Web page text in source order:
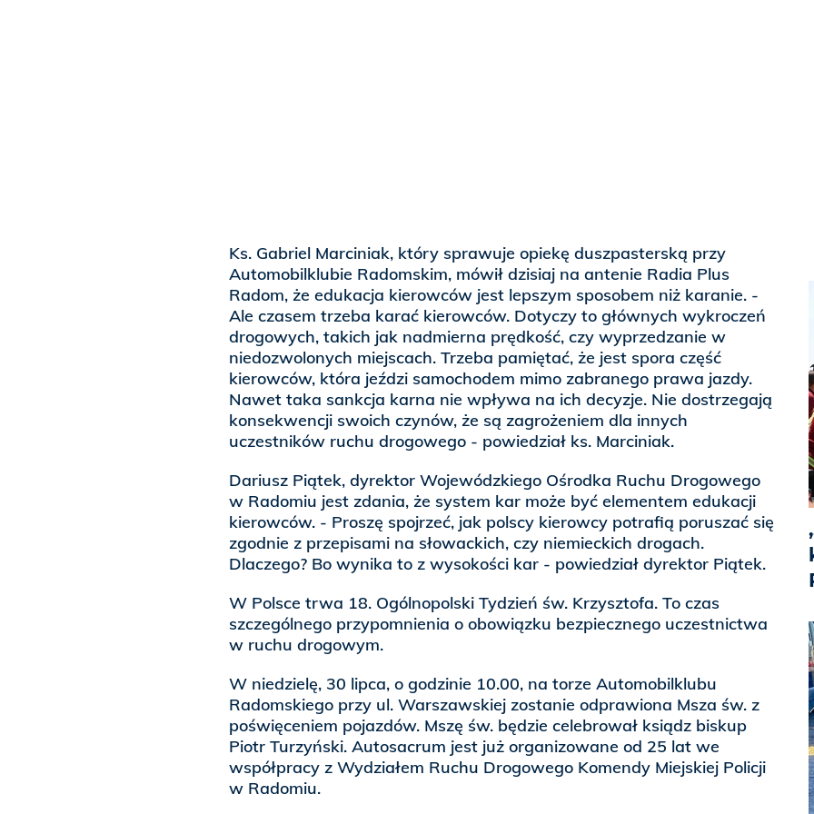
Ks. Gabriel Marciniak, który sprawuje opiekę duszpasterską przy
Automobilklubie Radomskim, mówił dzisiaj na antenie Radia Plus
Radom, że edukacja kierowców jest lepszym sposobem niż karanie. -
Ale czasem trzeba karać kierowców. Dotyczy to głównych wykroczeń
drogowych, takich jak nadmierna prędkość, czy wyprzedzanie w
niedozwolonych miejscach. Trzeba pamiętać, że jest spora część
kierowców, która jeździ samochodem mimo zabranego prawa jazdy.
Nawet taka sankcja karna nie wpływa na ich decyzje. Nie dostrzegają
konsekwencji swoich czynów, że są zagrożeniem dla innych
uczestników ruchu drogowego - powiedział ks. Marciniak.
Dariusz Piątek, dyrektor Wojewódzkiego Ośrodka Ruchu Drogowego
w Radomiu jest zdania, że system kar może być elementem edukacji
kierowców. - Proszę spojrzeć, jak polscy kierowcy potrafią poruszać się
zgodnie z przepisami na słowackich, czy niemieckich drogach.
Dlaczego? Bo wynika to z wysokości kar - powiedział dyrektor Piątek.
W Polsce trwa 18. Ogólnopolski Tydzień św. Krzysztofa. To czas
szczególnego przypomnienia o obowiązku bezpiecznego uczestnictwa
w ruchu drogowym.
W niedzielę, 30 lipca, o godzinie 10.00, na torze Automobilklubu
Radomskiego przy ul. Warszawskiej zostanie odprawiona Msza św. z
poświęceniem pojazdów. Mszę św. będzie celebrował ksiądz biskup
Piotr Turzyński. Autosacrum jest już organizowane od 25 lat we
współpracy z Wydziałem Ruchu Drogowego Komendy Miejskiej Policji
w Radomiu.